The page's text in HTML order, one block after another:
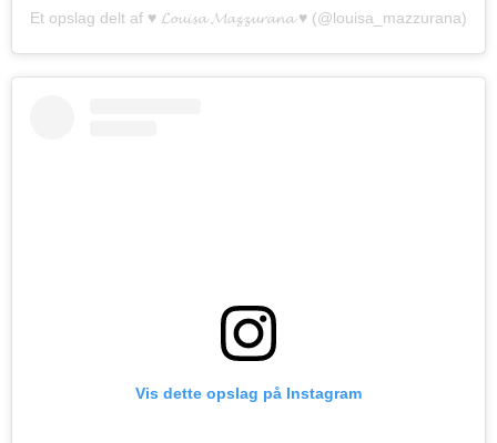
Et opslag delt af ♥ 𝓛𝓸𝓾𝓲𝓼𝓪 𝓜𝓪𝔃𝔃𝓾𝓻𝓪𝓷𝓪 ♥ (@louisa_mazzurana)
Vis dette opslag på Instagram